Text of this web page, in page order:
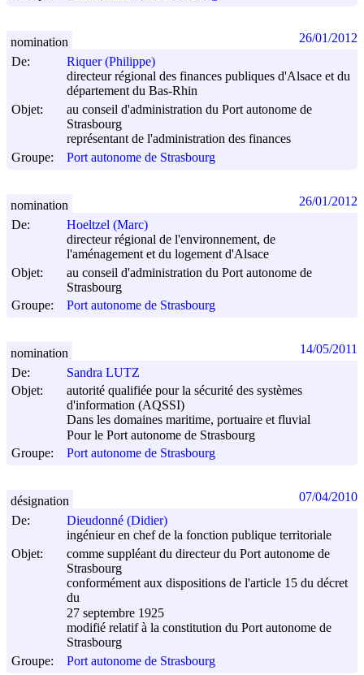
De:
Riquer (Philippe)
directeur régional des finances publiques d'Alsace et du
département du Bas-Rhin
Objet:
au conseil d'administration du Port autonome de
Strasbourg
représentant de l'administration des finances
Groupe:
Port autonome de Strasbourg
nomination 26/01/2012
De:
Hoeltzel (Marc)
directeur régional de l'environnement, de
l'aménagement et du logement d'Alsace
Objet:
au conseil d'administration du Port autonome de
Strasbourg
Groupe:
Port autonome de Strasbourg
nomination 26/01/2012
De:
Sandra LUTZ
Objet:
autorité qualifiée pour la sécurité des systèmes
d'information (AQSSI)
Dans les domaines maritime, portuaire et fluvial
Pour le Port autonome de Strasbourg
Groupe:
Port autonome de Strasbourg
nomination 14/05/2011
De:
Dieudonné (Didier)
ingénieur en chef de la fonction publique territoriale
Objet:
comme suppléant du directeur du Port autonome de
Strasbourg
conformément aux dispositions de l'article 15 du décret
du
27 septembre 1925
modifié relatif à la constitution du Port autonome de
Strasbourg
Groupe:
Port autonome de Strasbourg
désignation 07/04/2010